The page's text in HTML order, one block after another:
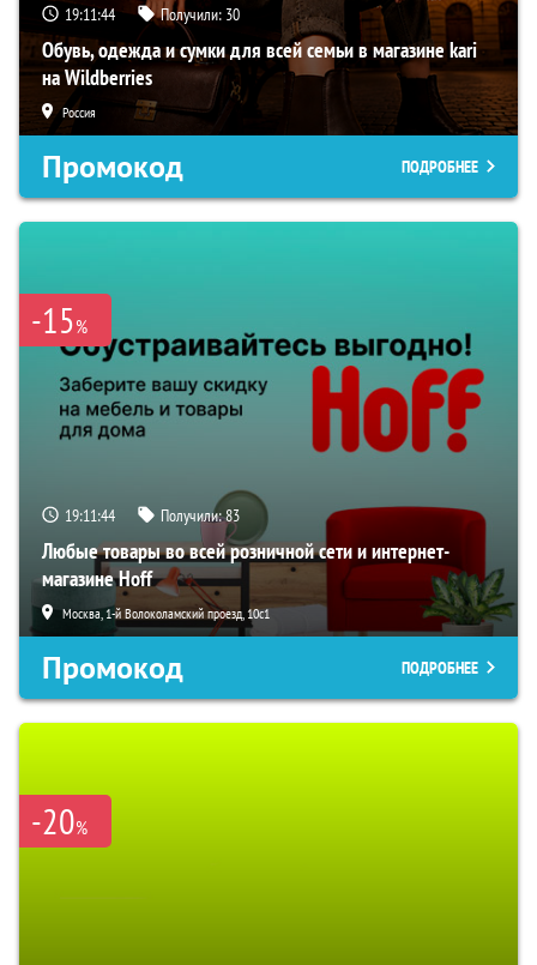
19:11:43 Получили: 30
Обувь, одежда и сумки для всей семьи в магазине kari
на Wildberries
Россия
Промокод ПОДРОБНЕЕ
-15%
19:11:43 Получили:83
Любые товары во всей розничной сети и интернет-
магазине Hoff
Москва, 1-й Волоколамский проезд, 10с1
Промокод ПОДРОБНЕЕ
-20%